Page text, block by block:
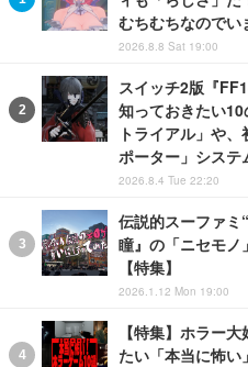
むちむちなのでい
2026.8.8 Sat 19:00
スイッチ2版『
知っておきたい
トライアル」や
ポーター」システ
2026.8.4 Tue 22:20
伝説的スーファミ
瞳』の「ニセモノ
【特集】
2026.1.12 Mon 19:00
【特集】ホラー
たい「本当に怖い